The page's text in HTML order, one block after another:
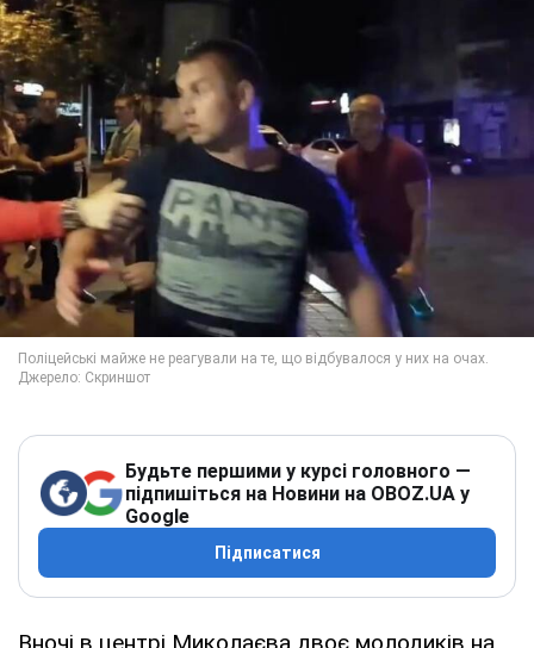
Будьте першими у курсі головного —
підпишіться на Новини на OBOZ.UA у
Google
Підписатися
Вночі в центрі Миколаєва двоє молодиків на